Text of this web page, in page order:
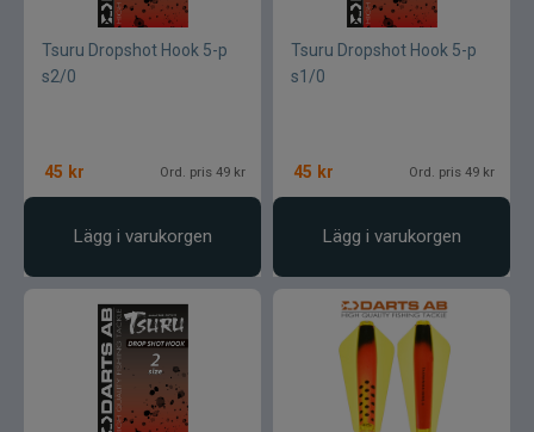
Brewer Baits
Blue fox skeddrag
Berkley
Bergmans
Tsuru Dropshot Hook 5-p
s2/0
45 kr Ord. pris 49 kr
Lägg i varukorgen
Tsuru Dropshot Hook 5-p
s1/0
45 kr Ord. pris 49 kr
Lägg i varukorgen